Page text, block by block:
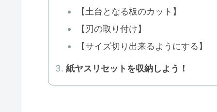
【土台となる板のカット】
【刃の取り付け】
【サイズ切り出来るようにする】
紙ヤスリセットを収納しよう！